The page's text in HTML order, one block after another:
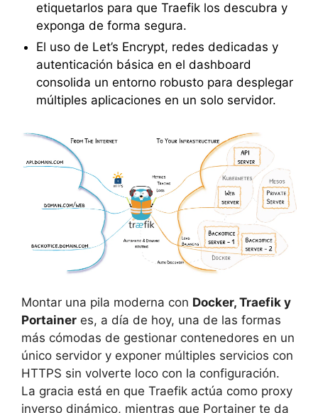
etiquetarlos para que Traefik los descubra y
exponga de forma segura.
El uso de Let’s Encrypt, redes dedicadas y
autenticación básica en el dashboard
consolida un entorno robusto para desplegar
múltiples aplicaciones en un solo servidor.
Montar una pila moderna con Docker, Traefik y
Portainer es, a día de hoy, una de las formas
más cómodas de gestionar contenedores en un
único servidor y exponer múltiples servicios con
HTTPS sin volverte loco con la configuración.
La gracia está en que Traefik actúa como proxy
inverso dinámico, mientras que Portainer te da